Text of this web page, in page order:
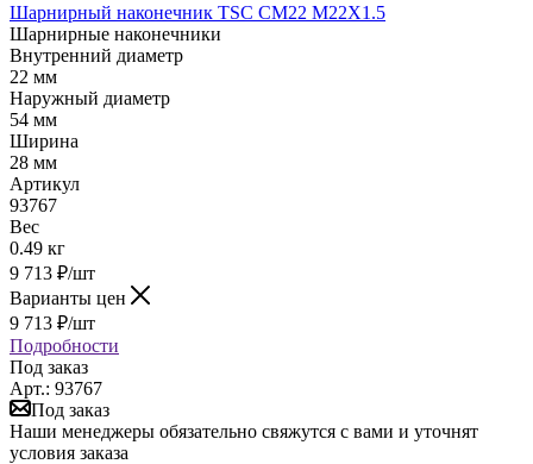
Шарнирный наконечник TSC CM22 M22X1.5
Шарнирные наконечники
Внутренний диаметр
22 мм
Наружный диаметр
54 мм
Ширина
28 мм
Артикул
93767
Вес
0.49 кг
9 713 ₽/шт
Варианты цен
9 713 ₽/шт
Подробности
Под заказ
Арт.: 93767
Под заказ
Наши менеджеры обязательно свяжутся с вами и уточнят
условия заказа